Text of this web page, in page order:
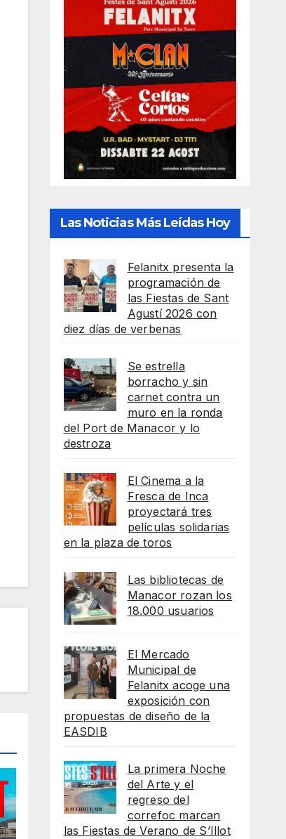
Las Noticias Más Leídas Hoy
Felanitx presenta la
programación de
las Fiestas de Sant
Agustí 2026 con
diez días de verbenas
Se estrella
borracho y sin
carnet contra un
muro en la ronda
del Port de Manacor y lo
destroza
El Cinema a la
Fresca de Inca
proyectará tres
películas solidarias
en la plaza de toros
Las bibliotecas de
Manacor rozan los
18.000 usuarios
El Mercado
Municipal de
Felanitx acoge una
exposición con
propuestas de diseño de la
EASDIB
La primera Noche
del Arte y el
regreso del
correfoc marcan
las Fiestas de Verano de S’Illot